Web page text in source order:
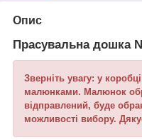
Опис
Прасувальна дошка
Зверніть увагу: у
малюнками. Малюнок
відправлений, буде
можливості вибору.